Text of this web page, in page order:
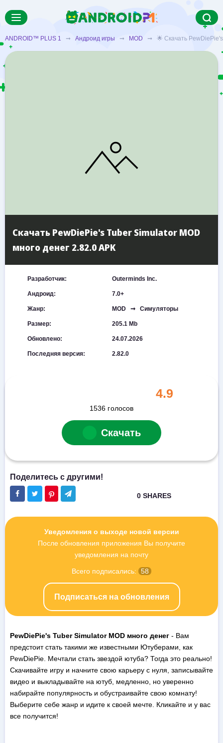
ANDROID™ PLUS 1 ➞ Андроид игры ➞ MOD ➞ 🌟 Скачать PewDiePie's
Скачать PewDiePie's Tuber Simulator MOD
много денег 2.82.0 APK
Разработчик: Outerminds Inc.
Андроид: 7.0+
Жанр: MOD ➞ Симуляторы
Размер: 205.1 Mb
Обновлено: 24.07.2026
Последняя версия: 2.82.0
4.9
1536 голосов
Скачать
Уведомления о выходе новой версии
После обновления приложения Вы получите
уведомления на почту
Подписаться на обновления
Всего подписались: 58
PewDiePie's Tuber Simulator MOD много денег - Вам
предстоит стать такими же известными Ютуберами, как
PewDiePie. Мечтали стать звездой ютуба? Тогда это реально!
Скачивайте игру и начните свою карьеру с нуля, записывайте
видео и выкладывайте на ютуб, медленно, но уверенно
набирайте популярность и обустраивайте свою комнату!
Выберите себе жанр и идите к своей мечте. Кликайте и у вас
все получится!